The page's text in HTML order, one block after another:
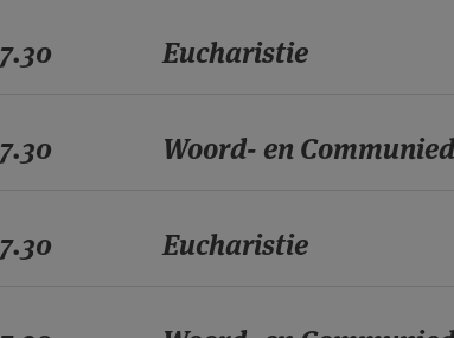
Eucharistie
Woord- en
Eucharistie